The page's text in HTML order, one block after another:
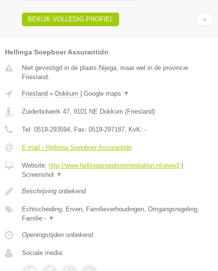
BEKIJK VOLLEDIG PROFIEL
Hellinga Soepboer Assurantidn
Niet gevestigd in de plaats Nijega, maar wel in de provincie
Friesland.
Friesland » Dokkum Google maps ▼
Zuiderbolwerk 47 9101 NE Dokkum (Friesland)
Tel: 0519-293594 , Fax: 0519-297187 , KvK: -
E-mail › Hellinga Soepboer Assurantidn
Website: http://www.hellingasoepboermediation.nl/www3
Screenshot ▼
Beschrijving onbekend
Echtscheiding, Erven, Familieverhoudingen, Omgangsregeling,
Familie - ▼
Openingstijden onbekend
Sociale media: